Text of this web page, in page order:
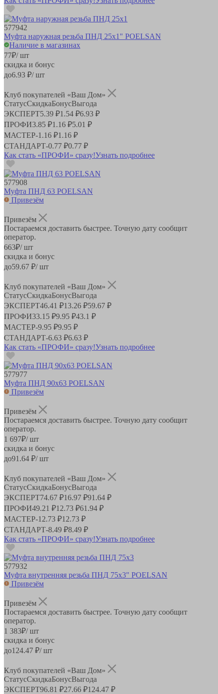
577942
Муфта наружная резьба ПНД 25х1" POELSAN
Наличие в магазинах
77₽/ шт
скидка и бонус
до6.93 ₽/ шт
Клуб покупателей «Ваш Дом»
СтатусСкидкаБонусВыгода
ЭКСПЕРТ5.39 ₽1.54 ₽6.93 ₽
ПРОФИ3.85 ₽1.16 ₽5.01 ₽
МАСТЕР-1.16 ₽1.16 ₽
СТАНДАРТ-0.77 ₽0.77 ₽
Как стать «ПРОФИ» сразу!Узнать подробнее
577908
Муфта ПНД 63 POELSAN
Привезём
Привезём
Постараемся доставить быстрее. Точную дату сообщит
оператор.
663₽/ шт
скидка и бонус
до59.67 ₽/ шт
Клуб покупателей «Ваш Дом»
СтатусСкидкаБонусВыгода
ЭКСПЕРТ46.41 ₽13.26 ₽59.67 ₽
ПРОФИ33.15 ₽9.95 ₽43.1 ₽
МАСТЕР-9.95 ₽9.95 ₽
СТАНДАРТ-6.63 ₽6.63 ₽
Как стать «ПРОФИ» сразу!Узнать подробнее
577977
Муфта ПНД 90х63 POELSAN
Привезём
Привезём
Постараемся доставить быстрее. Точную дату сообщит
оператор.
1 697₽/ шт
скидка и бонус
до91.64 ₽/ шт
Клуб покупателей «Ваш Дом»
СтатусСкидкаБонусВыгода
ЭКСПЕРТ74.67 ₽16.97 ₽91.64 ₽
ПРОФИ49.21 ₽12.73 ₽61.94 ₽
МАСТЕР-12.73 ₽12.73 ₽
СТАНДАРТ-8.49 ₽8.49 ₽
Как стать «ПРОФИ» сразу!Узнать подробнее
577932
Муфта внутренняя резьба ПНД 75х3" POELSAN
Привезём
Привезём
Постараемся доставить быстрее. Точную дату сообщит
оператор.
1 383₽/ шт
скидка и бонус
до124.47 ₽/ шт
Клуб покупателей «Ваш Дом»
СтатусСкидкаБонусВыгода
ЭКСПЕРТ96.81 ₽27.66 ₽124.47 ₽